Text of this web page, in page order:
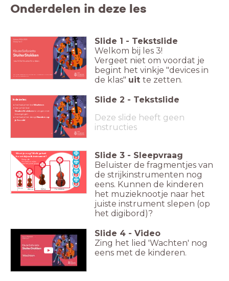
Onderdelen in deze les
Les 3: De StuiterStokken
Dit is een gezamenlijk project van Amsterdam Sinfonietta
en Het Concertgebouw
Slide 1 - Tekstslide
Welkom bij les 3!
Vergeet niet om voordat je
begint het vinkje "devices in
de klas" uit te zetten.
Les 2: Wachten
Dit is een gezamenlijk project van Amsterdam Sinfonietta
In deze les:
herhaal je het liedWachten
leer je het lied
StuiterStokken te zingen met
bewegingen
herhaal je het dansje Handen op
je hoofd
Slide 2 - Tekstslide
Deze slide heeft geen
instructies
Weet je nog? Welk geluid
hoort bij welk instrument?
Sleep de
muzieknootjes
naar het juiste plaatje.
Vioo
Cello
Altviool Contrabas
Slide 3 - Sleepvraag
Beluister de fragmentjes van
de strijkinstrumenten nog
eens. Kunnen de kinderen
het muzieknootje naar het
juiste instrument slepen (op
het digibord)?
Slide 4 - Video
Zing het lied 'Wachten' nog
eens met de kinderen.